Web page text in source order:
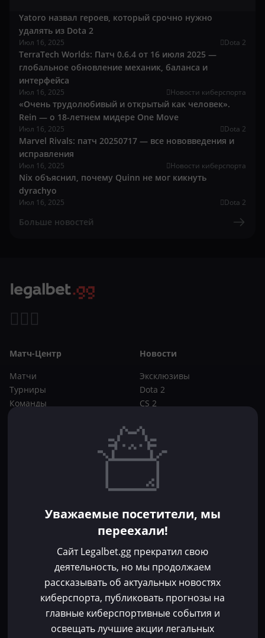
Yatoro назвал героев, который срочно нужно
удалять из Dota 2
Июл 16, 2025 Dota 2
TerraTech Worlds: Патч 0.6.4 от 16 июля 2025 —
глобальное обновление механик, баланса и
интерфейса
Июл 16, 2025 Новости киберспорта
«Очень трудолюбивый и открытый как человек».
Rein — о 18-летнем мидере One Move
Июл 16, 2025 Dota 2
Marvel Rivals: патч 20250717 — все нововведения и
исправления
Июл 16, 2025 Новости киберспорта
Nix объяснил, почему Quinn не мог кикнуть
dyrachyo
Июл 16, 2025 Dota 2
Больше новостей
Матч-Центр
Матчи
Турниры
Команды
Новости
Эксклюзивы
Dota 2
CS 2
Букмекеры
CS 2
Фрибеты
Без депозита
Контакты
Пользовательское соглашение
Политика конфиденциальности
Политика в отношении файлов cookie
Уважаемые посетители, мы
переехали!
Сайт Legalbet.gg прекратил свою
деятельность, но мы продолжаем
рассказывать об актуальных новостях
киберспорта, публиковать прогнозы на
главные киберспортивные события и
освещать лучшие акции легальных